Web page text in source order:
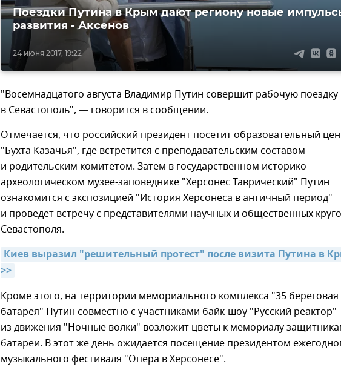
24 июня 2017, 19:22
Поездки Путина в Крым дают региону новые
развития - Аксенов
"Восемнадцатого августа Владимир Путин совершит рабочую поездку
в Севастополь", — говорится в сообщении.
Отмечается, что российский президент посетит образовательный
"Бухта Казачья", где встретится с преподавательским составом
и родительским комитетом. Затем в государственном историко-
археологическом музее-заповеднике "Херсонес Таврический" Путин
ознакомится с экспозицией "История Херсонеса в античный период"
и проведет встречу с представителями научных и общественных
Севастополя.
Киев выразил "решительный протест" после визита Путина в
>>
Кроме этого, на территории мемориального комплекса "35 береговая
батарея" Путин совместно с участниками байк-шоу "Русский реактор"
из движения "Ночные волки" возложит цветы к мемориалу
батареи. В этот же день ожидается посещение президентом
музыкального фестиваля "Опера в Херсонесе".